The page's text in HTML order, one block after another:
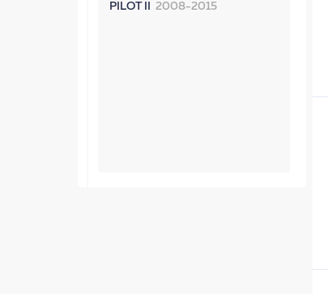
PILOT II 2008-2015